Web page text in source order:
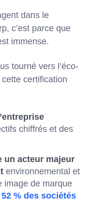
dans le
c’est parce que
immense.
tourné vers l’éco-
certification
chiffrés et des
un acteur majeur
environnemental et
image de marque
% des sociétés